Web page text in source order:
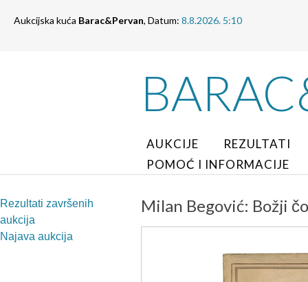
Aukcijska kuća Barac&Pervan, Datum: 8.8.2026. 5:10
AUKCIJE
REZULTATI
POMOĆ I INFORMACIJE
Rezultati završenih
aukcija
Najava aukcija
Milan Begović: Božji